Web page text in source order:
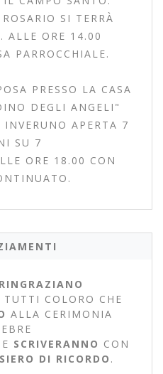
SI TERRÀ
ALLE ORE 14.00
PARROCCHIALE.
PRESSO LA CASA
DEGLI ANGELI"
APERTA 7
SU 7
ORE 18.00 CON
RINGRAZIANO
COLORO CHE
ALLA CERIMONIA
SCRIVERANNO CON
DI RICORDO .